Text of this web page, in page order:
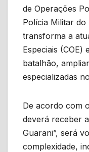
de Operações
Polícia Militar
transforma a
Especiais (COE)
batalhão,
especializadas
De acordo com
deverá receber
Guarani”, será
complexidade,